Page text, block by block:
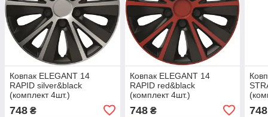
Ковпак ELEGANT 14
RAPID silver&black
(комплект 4шт.)
748 ₴
Ковпак ELEGANT 14
RAPID red&black
(комплект 4шт.)
748₴ 748